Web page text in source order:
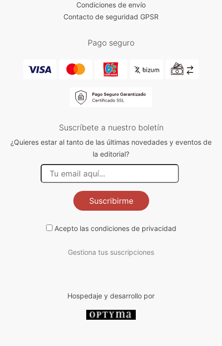
Condiciones de envío
Contacto de seguridad GPSR
Pago seguro
Suscríbete a nuestro boletín
¿Quieres estar al tanto de las últimas novedades y eventos de
la editorial?
Suscribirme
Acepto las condiciones de privacidad
Gestiona tus suscripciones
Hospedaje y desarrollo por